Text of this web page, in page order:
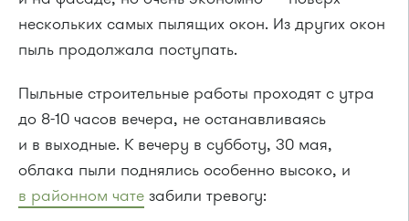
нескольких самых пылящих окон. Из других окон
пыль продолжала поступать.
Пыльные строительные работы проходят с утра
до 8-10 часов вечера, не останавливаясь
и в выходные. К вечеру в субботу, 30 мая,
облака пыли поднялись особенно высоко, и
в районном чате забили тревогу: